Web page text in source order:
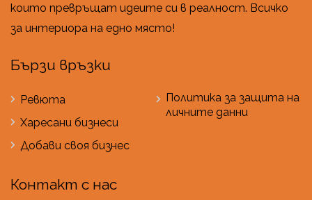
които превръщат идеите си в реалност. Всичко
за интериора на едно място!
Бързи връзки
Ревюта
Харесани бизнеси
Добави своя бизнес
Политика за защита на
личните данни
Контакт с нас